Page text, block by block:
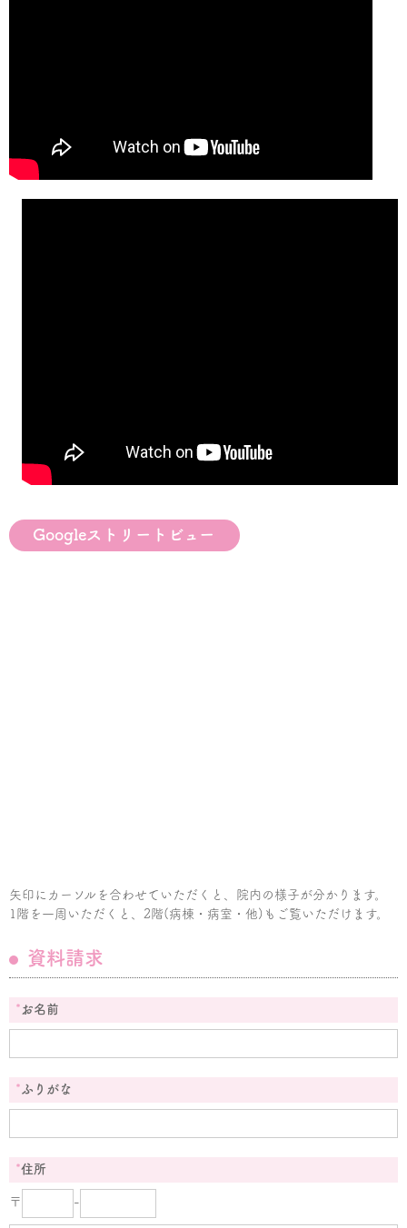
Googleストリートビュー
矢印にカーソルを合わせていただくと、院内の様子が分かります。
1階を一周いただくと、2階(病棟・病室・他)もご覧いただけます。
資料請求
* お名前
* ふりがな
*住所
〒 -